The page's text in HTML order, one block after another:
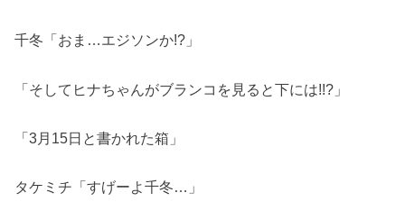
千冬「おま…エジソンか!?」
「そしてヒナちゃんがブランコを見ると下には!!?」
「3月15日と書かれた箱」
タケミチ「すげーよ千冬…」